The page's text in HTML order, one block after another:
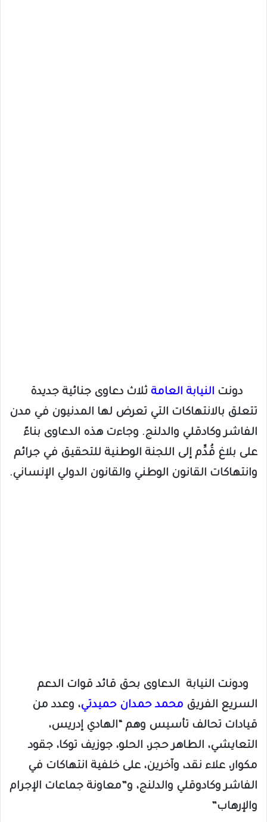
دونت النيابة العامة ثلاث دعاوى جنائية جديدة
تتعلق بالانتهاكات التي تعرض لها المدنيون في مدن
الفاشر وكادقلي والدلنج. وجاءت هذه الدعاوى بناءً
على بلاغ قُدِّم إلى اللجنة الوطنية للتحقيق في جرائم
وانتهاكات القانون الوطني والقانون الدولي الإنساني.
ودونت النيابة الدعاوى بحق قائد قوات الدعم
السريع الفريق محمد حمدان حميدتي، وعدد من
قيادات تحالف تأسيس وهم “الهادي إدريس،
التعايشي، الطاهر حجر، الحلو، جوزيف توكا، جقود
مكوار، علاء نقد، وآخرين، على خلفية انتهاكات في
الفاشر وكادوقلي والدلنج، و”معاونة جماعات الإجرام
والإرهاب”